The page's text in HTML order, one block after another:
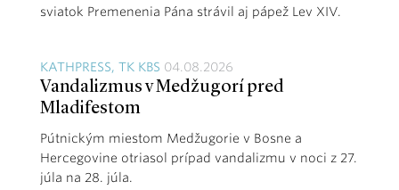
sviatok Premenenia Pána strávil aj pápež Lev XIV.
KATHPRESS, TK KBS 04.08.2026
Vandalizmus v Medžugorí pred
Mladifestom
Pútnickým miestom Medžugorie v Bosne a
Hercegovine otriasol prípad vandalizmu v noci z 27.
júla na 28. júla.